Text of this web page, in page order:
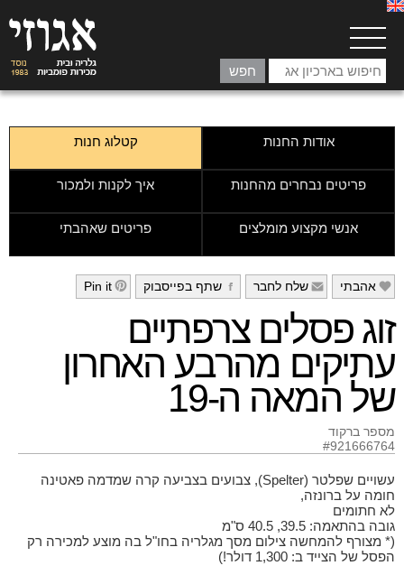
אודות החנות קטלוג חנות
פריטים נבחרים מהחנות איך לקנות ולמכור
אנשי מקצוע מומלצים פריטים שאהבתי
e אהבתי f שלח לחבר g שתף בפייסבוק h
Pin it
זוג פסלים צרפתיים
עתיקים מהרבע האחרון
של המאה ה-19
מספר ברקוד
#921666764
עשויים שפלטר (Spelter), צבועים בצביעה קרה שמדמה פאטינה
חומה על ברונזה,
לא חתומים
גובה בהתאמה: 39.5, 40.5 ס"מ
(* מצורף להמחשה צילום מסך מגלריה בחו"ל בה מוצע למכירה רק
הפסל של הצייד ב: 1,300 דולר!)